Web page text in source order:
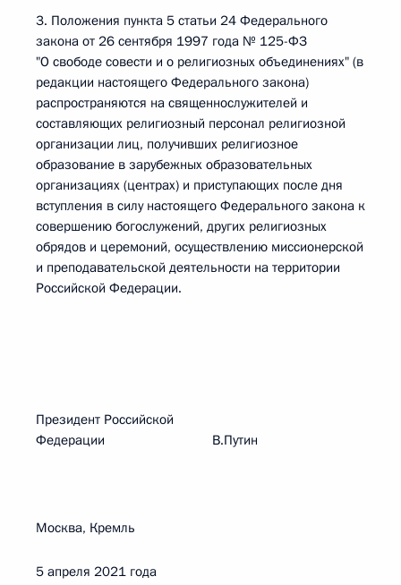
3. Положения пункта 5 статьи 24 Федерального
закона от 26 сентября 1997 года № 125-ФЗ
"О свободе совести и о религиозных объединениях" (в
редакции настоящего Федерального закона)
распространяются на священнослужителей и
составляющих религиозный персонал религиозной
организации лиц, получивших религиозное
образование в зарубежных образовательных
организациях (центрах) и приступающих после дня
вступления в силу настоящего Федерального закона к
совершению богослужений, других религиозных
обрядов и церемоний, осуществлению миссионерской
и преподавательской деятельности на территории
Российской Федерации.
Президент Российской
Федерации В.Путин
Москва, Кремль
5 апреля 2021 года